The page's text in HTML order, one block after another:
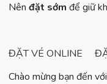
Nên đặt sớm để giữ
ĐẶT VÉ ONLINE
Chào mừng bạn đến